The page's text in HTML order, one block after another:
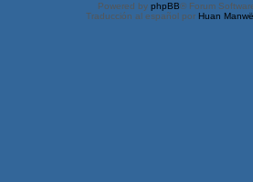
Powered by phpBB® Forum
Traducción al español por Huan Manwë